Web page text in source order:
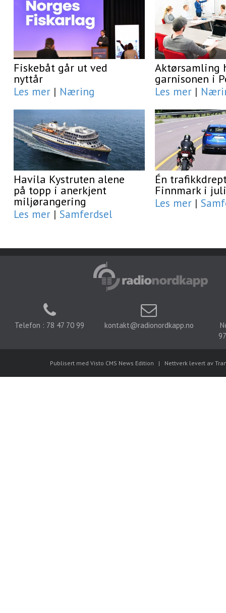
Fiskebåt går ut ved
nyttår
Les mer | Næring
Aktørsamling
garnisonen i
Les mer |
Havila Kystruten alene
på topp i anerkjent
miljørangering
Les mer | Samferdsel
Én
Finnmark i juli
Les mer |
Telefon : 78 47 70 99 kontakt@radionordkapp.no
Publisert med Visto CMS News Edition | Nettverk levert av